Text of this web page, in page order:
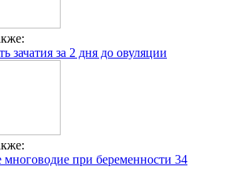
зачатия за 2 дня до овуляции
многоводие при беременности 34